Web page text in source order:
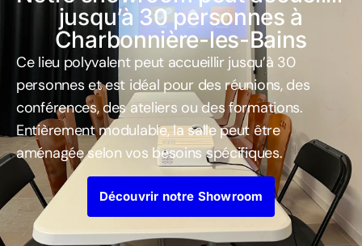
jusqu’à 30 personnes à
Charbonnière-les-Bains
Ce lieu polyvalent peut accueillir jusqu’à 30
personnes et est idéal pour des réunions, des
conférences, des ateliers ou des formations.
Entièrement modulable, la salle peut être
aménagée selon vos besoins spécifiques.
Découvrir notre Showroom